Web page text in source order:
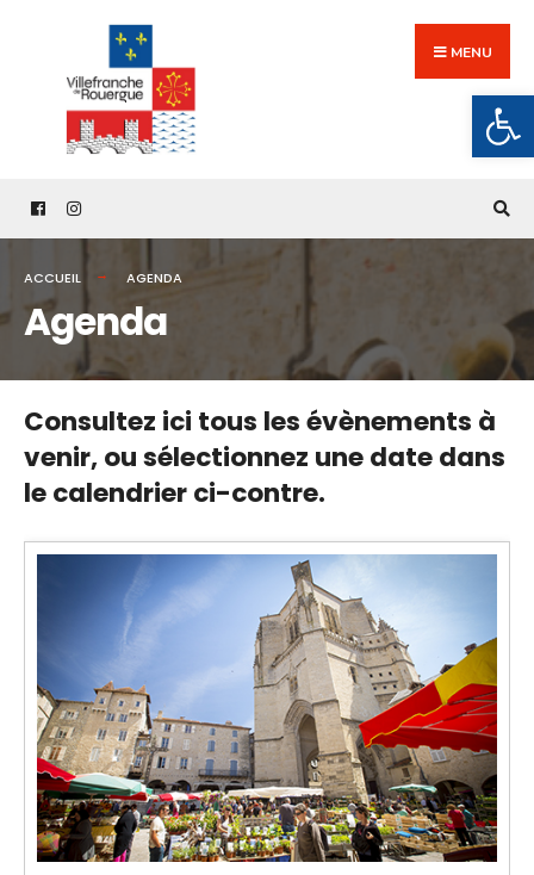
content
MENU
ACCUEIL AGENDA
Agenda
Consultez ici tous les évènements à
venir,ou sélectionnez une date dans
le calendrier ci-contre.